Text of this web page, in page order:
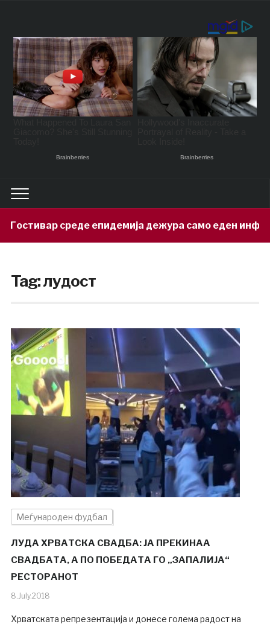
среде епидемија дежура само еден
Tag:лудост
Меѓународен фудбал
ЛУДА ХРВАТСКА СВАДБА: ЈА ПРЕКИНАА
СВАДБАТА, А ПО ПОБЕДАТА ГО „ЗАПАЛИЈА“
РЕСТОРАНОТ
8.July.2018
Хрватската репрезентација и донесе голема радост на